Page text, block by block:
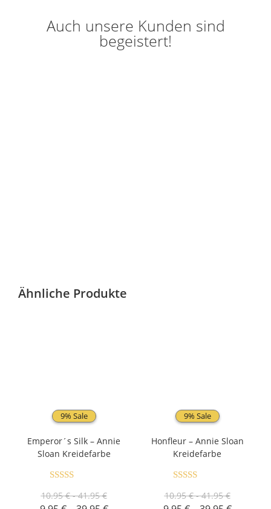
Auch unsere Kunden sind
begeistert!
Ähnliche Produkte
9% Sale
Emperor´s Silk – Annie
Sloan Kreidefarbe
10.95 € - 41.95 €
9% Sale
Honfleur – Annie Sloan
Kreidefarbe
10.95 € - 41.95 €